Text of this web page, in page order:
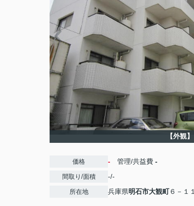
【外観】
価格 - 管理/共益費 -
間取り/面積 -/-
所在地 兵庫県明石市大観町６－１１